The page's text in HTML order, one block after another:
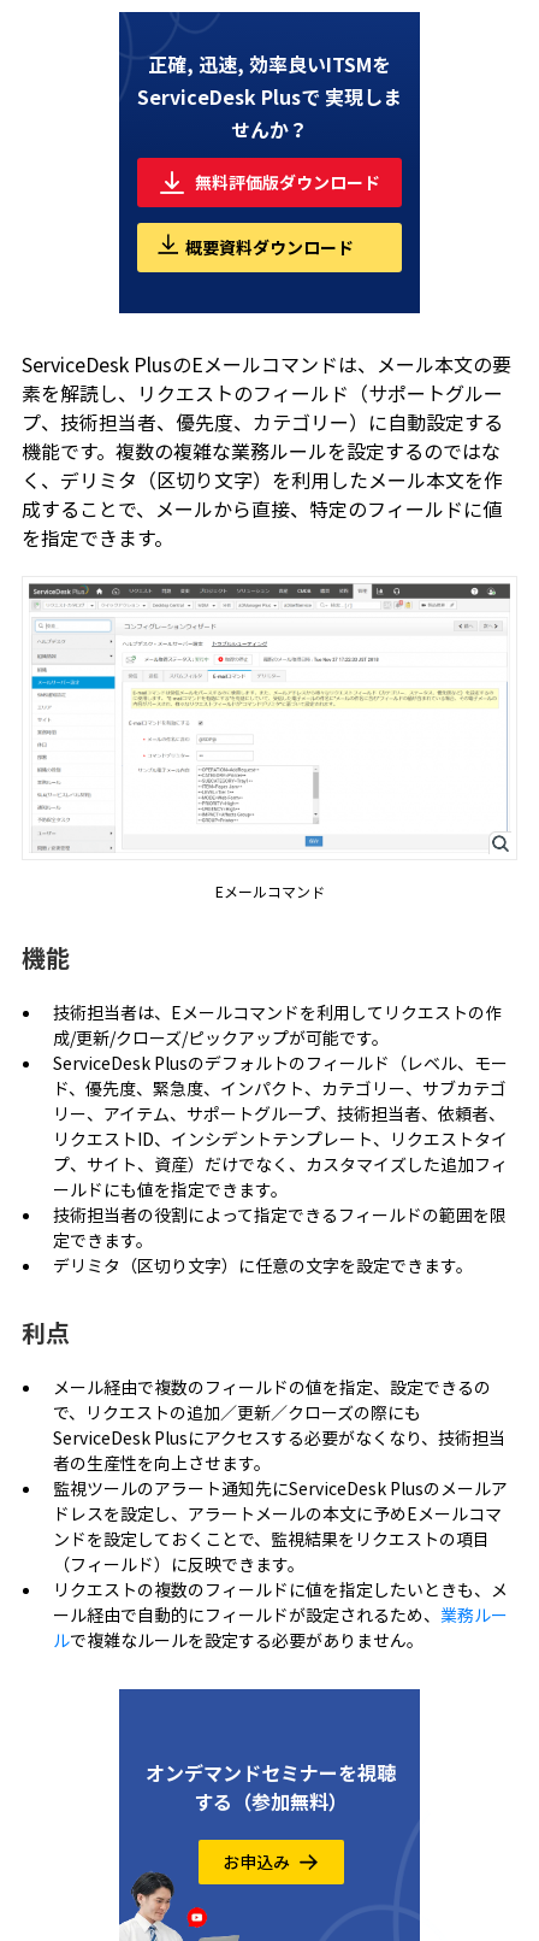
正確, 迅速, 効率良いITSMを
ServiceDesk Plusで 実現しま
せんか？
無料評価版ダウンロード
概要資料ダウンロード
ServiceDesk PlusのEメールコマンドは、メール本文の要
素を解読し、リクエストのフィールド（サポートグルー
プ、技術担当者、優先度、カテゴリー）に自動設定する
機能です。複数の複雑な業務ルールを設定するのではな
く、デリミタ（区切り文字）を利用したメール本文を作
成することで、メールから直接、特定のフィールドに値
を指定できます。
Eメールコマンド
機能
技術担当者は、Eメールコマンドを利用してリクエストの作
成/更新/クローズ/ピックアップが可能です。
ServiceDesk Plusのデフォルトのフィールド（レベル、モー
ド、優先度、緊急度、インパクト、カテゴリー、サブカテゴ
リー、アイテム、サポートグループ、技術担当者、依頼者、
リクエストID、インシデントテンプレート、リクエストタイ
プ、サイト、資産）だけでなく、カスタマイズした追加フィ
ールドにも値を指定できます。
技術担当者の役割によって指定できるフィールドの範囲を限
定できます。
デリミタ（区切り文字）に任意の文字を設定できます。
利点
メール経由で複数のフィールドの値を指定、設定できるの
で、リクエストの追加／更新／クローズの際にも
ServiceDesk Plusにアクセスする必要がなくなり、技術担当
者の生産性を向上させます。
監視ツールのアラート通知先にServiceDesk Plusのメールア
ドレスを設定し、アラートメールの本文に予めEメールコマ
ンドを設定しておくことで、監視結果をリクエストの項目
（フィールド）に反映できます。
リクエストの複数のフィールドに値を指定したいときも、メ
ール経由で自動的にフィールドが設定されるため、 業務ルー
ルで複雑なルールを設定する必要がありません。
オンデマンドセミナーを視聴
する（参加無料）
お申込み